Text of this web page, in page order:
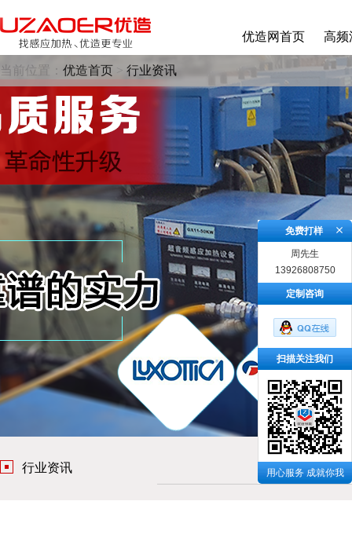
优造网首页 高频
当前位置： 优造首页 > 行业资讯
行业资讯
免费打样
周先生
13926808750
定制咨询
扫描关注我们
用心服务 成就你我